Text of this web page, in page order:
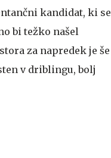
kandidat, ki se
bi težko našel
za napredek je še
v driblingu, bolj